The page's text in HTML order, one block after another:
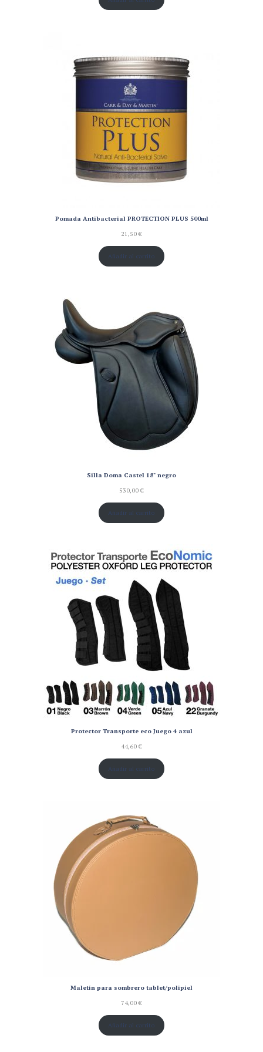
Pomada Antibacterial PROTECTION PLUS 500ml
21,50€
Añadir al carrito
Silla Doma Castel 18" negro
530,00€
Añadir al carrito
Protector Transporte eco Juego 4 azul
44,60€
Añadir al carrito
Maletín para sombrero tablet/polipiel
74,00€
Añadir al carrito